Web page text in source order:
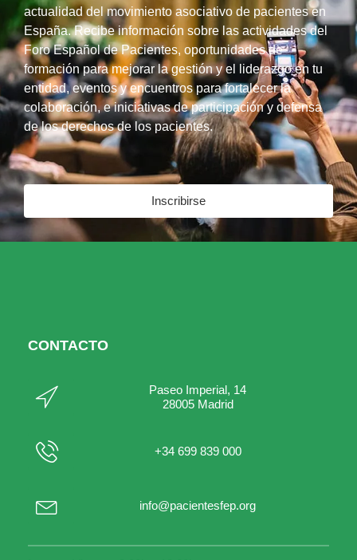
actualidad del movimiento asociativo de pacientes en
España. Recibe información sobre las actividades del
Foro Español de Pacientes, oportunidades de
formación para mejorar la gestión y el liderazgo en tu
entidad, eventos y encuentros para fortalecer la
colaboración, e iniciativas de participación y defensa
de los derechos de los pacientes.
Inscribirse
CONTACTO
Paseo Imperial, 14
28005 Madrid
+34 699 839 000
info@pacientesfep.org